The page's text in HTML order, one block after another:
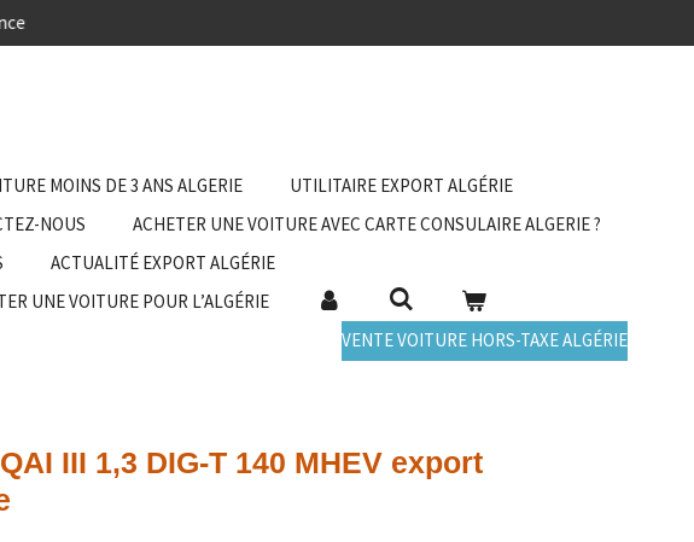
MOINS DE 3 ANS ALGERIE
UTILITAIRE EXPORT ALGÉRIE
NOUS
ACHETER UNE VOITURE AVEC CARTE CONSULAIRE ALGERIE ?
ACTUALITÉ EXPORT ALGÉRIE
UNE VOITURE POUR L’ALGÉRIE
VENTE VOITURE HORS-TAXE ALGÉRIE
III 1,3 DIG-T 140 MHEV export